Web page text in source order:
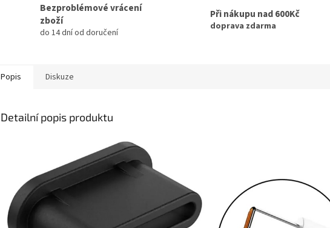
Bezproblémové vrácení
zboží
do 14 dní od doručení
Při nákupu nad 600Kč
doprava zdarma
Popis Diskuze
Detailní popis produktu